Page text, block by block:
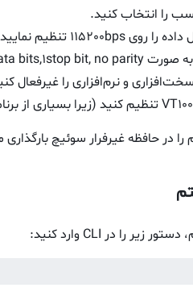
در حافظه غیر‌فرار سوئیچ
، دستور زیر را در وارد کنید: